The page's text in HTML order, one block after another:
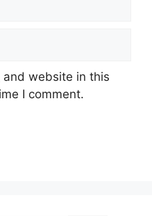
and website in this
I comment.